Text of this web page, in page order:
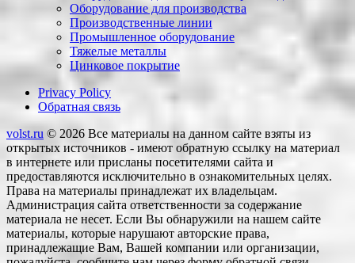
Оборудование для производства
Производственные линии
Промышленное оборудование
Тяжелые металлы
Цинковое покрытие
Privacy Policy
Обратная связь
volst.ru © 2026 Все материалы на данном сайте взяты из
открытых источников - имеют обратную ссылку на материал
в интернете или присланы посетителями сайта и
предоставляются исключительно в ознакомительных целях.
Права на материалы принадлежат их владельцам.
Администрация сайта ответственности за содержание
материала не несет. Если Вы обнаружили на нашем сайте
материалы, которые нарушают авторские права,
принадлежащие Вам, Вашей компании или организации,